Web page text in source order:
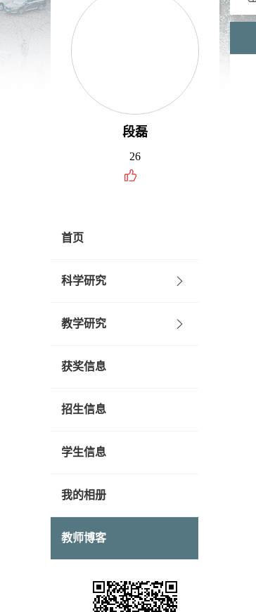
段磊
26
首页
科学研究
教学研究
获奖信息
招生信息
学生信息
我的相册
教师博客